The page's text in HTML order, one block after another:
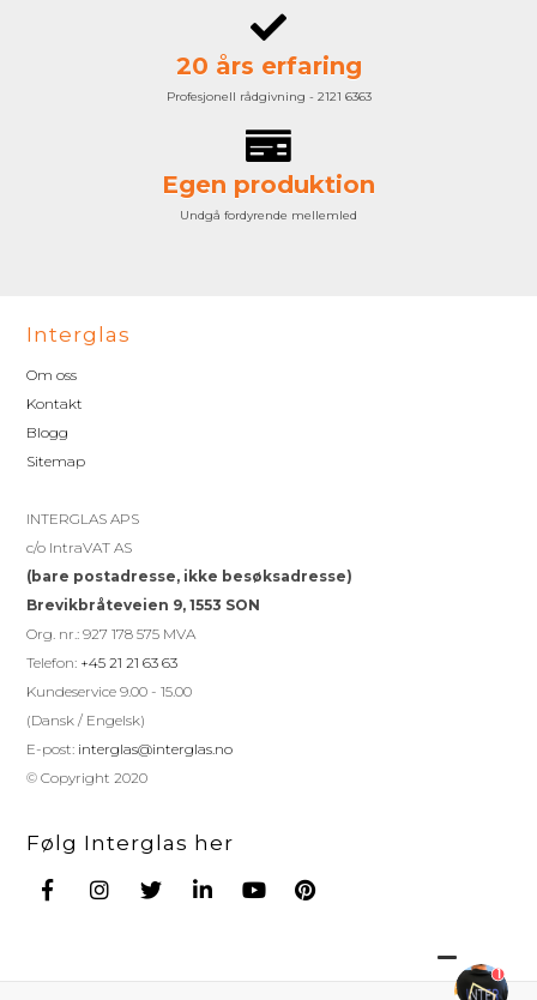
20 års erfaring
Profesjonell rådgivning - 2121 6363
Egen produktion
Undgå fordyrende mellemled
Interglas
Om oss
Kontakt
Blogg
Sitemap
INTERGLAS APS
c/o IntraVAT AS
(bare postadresse, ikke besøksadresse)
Brevikbråteveien 9, 1553 SON
Org. nr.: 927 178 575 MVA
Telefon: +45 21 21 63 63
Kundeservice 9.00 - 15.00
(Dansk / Engelsk)
E-post: interglas@interglas.no
© Copyright 2020
Følg Interglas her
1